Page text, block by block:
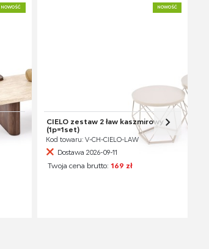
NOWOŚĆ NOWOŚĆ
CIELO zestaw 2 ław kaszmirowy
(1p=1set)
Kod towaru: V-CH-CIELO-LAW
Dostawa 2026-09-11
Twoja cena brutto:169 zł